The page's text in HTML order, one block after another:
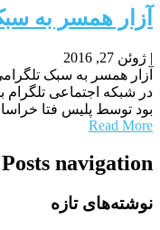
آزار همسر به
| ژوئن 27, 2016
آزار همسر به سبک
در شبکه اجتماعی
بود توسط پلیس فتا
Read More
Posts navigation
نوشته‌های تازه